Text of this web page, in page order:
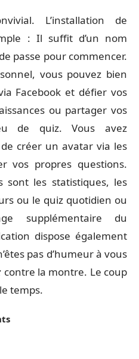
L’installation de
: Il suffit d’un nom
passe pour commencer.
vous pouvez bien
Facebook et défier vos
ou partager vos
de quiz. Vous avez
créer un avatar via les
vos propres questions.
sont les statistiques, les
ou le quiz quotidien ou
supplémentaire du
dispose également
pas d’humeur à vous
contre la montre. Le coup
temps.